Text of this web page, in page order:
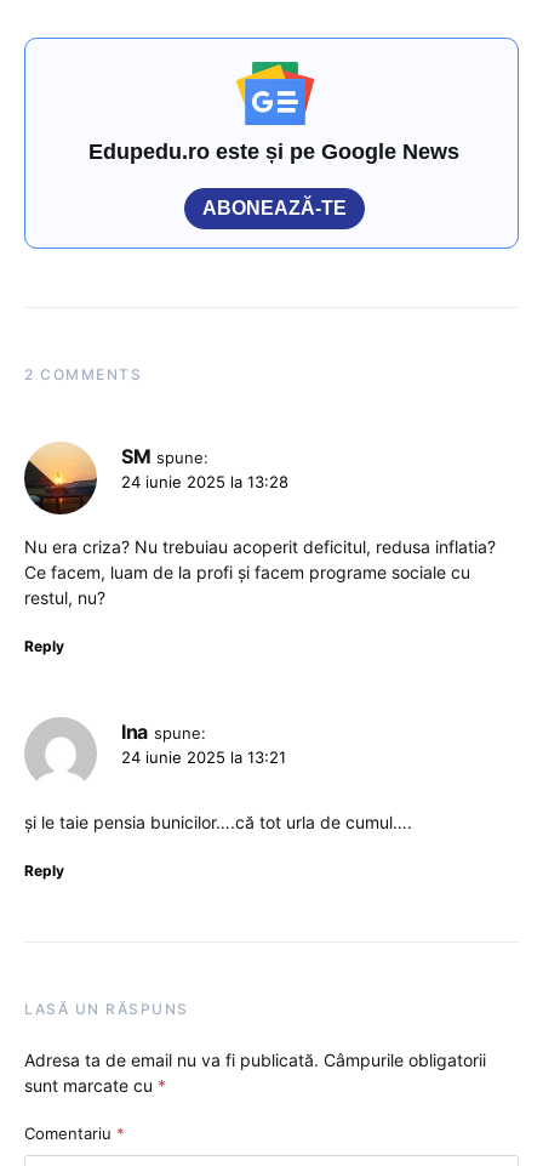
Edupedu.ro este și pe Google News
ABONEAZĂ-TE
2 COMMENTS
SM spune:
24 iunie 2025 la 13:28
Nu era criza? Nu trebuiau acoperit deficitul, redusa inflatia?
Ce facem, luam de la profi și facem programe sociale cu
restul, nu?
Reply
Ina spune:
24 iunie 2025 la 13:21
și le taie pensia bunicilor….că tot urla de cumul….
Reply
LASĂ UN RĂSPUNS
Adresa ta de email nu va fi publicată. Câmpurile obligatorii
sunt marcate cu *
Comentariu *